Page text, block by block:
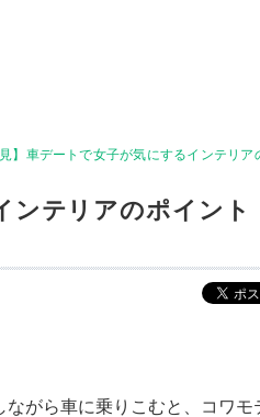
見】車デートで女子が気にするインテリ
ンテリアのポイント
がら車に乗りこむと、コワモ